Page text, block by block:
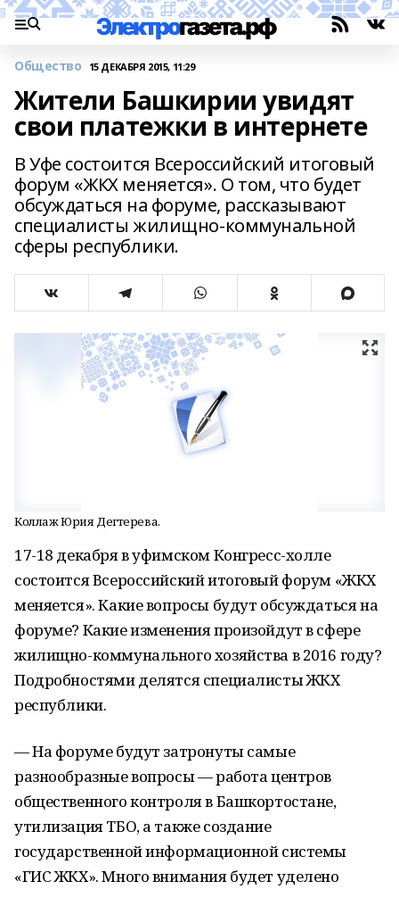
Общество 15 ДЕКАБРЯ 2015, 11:29
Жители Башкирии увидят
свои платежки в интернете
В Уфе состоится Всероссийский итоговый
форум «ЖКХ меняется». О том, что будет
обсуждаться на форуме, рассказывают
специалисты жилищно-коммунальной
сферы республики.
Коллаж Юрия Дегтерева.
17-18 декабря в уфимском Конгресс-холле
состоится Всероссийский итоговый форум «ЖКХ
меняется». Какие вопросы будут обсуждаться на
форуме? Какие изменения произойдут в сфере
жилищно-коммунального хозяйства в 2016 году?
Подробностями делятся специалисты ЖКХ
республики.
— На форуме будут затронуты самые
разнообразные вопросы — работа центров
общественного контроля в Башкортостане,
утилизация ТБО, а также создание
государственной информационной системы
«ГИС ЖКХ». Много внимания будет уделено